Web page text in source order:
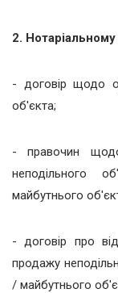
2.
- договір щодо
об'єкта;
- правочин
неподільного
майбутнього
- договір про
продажу
/ майбутнього